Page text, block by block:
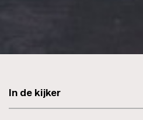
In de kijker